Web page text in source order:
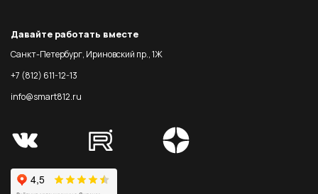
Давайте работать вместе
Санкт-Петербург, Ириновский пр., 1Ж
+7 (812) 611-12-13
info@smart812.ru